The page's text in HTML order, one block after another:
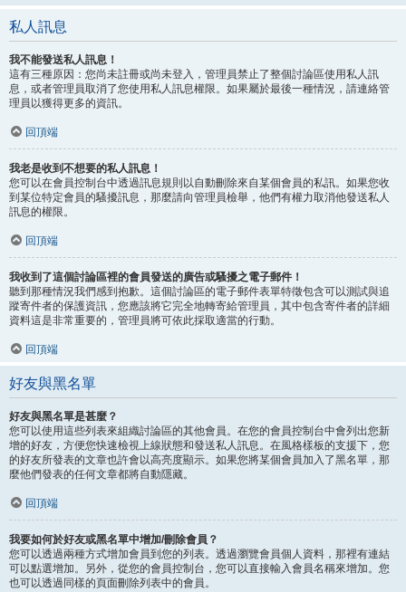
私人訊息
我不能發送私人訊息！
這有三種原因：您尚未註冊或尚未登入，管理員禁止了整個討論區使用私人訊
息，或者管理員取消了您使用私人訊息權限。如果屬於最後一種情況，請連絡管
理員以獲得更多的資訊。
回頂端
我老是收到不想要的私人訊息！
您可以在會員控制台中透過訊息規則以自動刪除來自某個會員的私訊。如果您收
到某位特定會員的騷擾訊息，那麼請向管理員檢舉，他們有權力取消他發送私人
訊息的權限。
回頂端
我收到了這個討論區裡的會員發送的廣告或騷擾之電子郵件！
聽到那種情況我們感到抱歉。這個討論區的電子郵件表單特徵包含可以測試與追
蹤寄件者的保護資訊，您應該將它完全地轉寄給管理員，其中包含寄件者的詳細
資料這是非常重要的，管理員將可依此採取適當的行動。
回頂端
好友與黑名單
好友與黑名單是甚麼？
您可以使用這些列表來組織討論區的其他會員。在您的會員控制台中會列出您新
增的好友，方便您快速檢視上線狀態和發送私人訊息。在風格樣板的支援下，您
的好友所發表的文章也許會以高亮度顯示。如果您將某個會員加入了黑名單，那
麼他們發表的任何文章都將自動隱藏。
回頂端
我要如何於好友或黑名單中增加/刪除會員？
您可以透過兩種方式增加會員到您的列表。透過瀏覽會員個人資料，那裡有連結
可以點選增加。另外，從您的會員控制台，您可以直接輸入會員名稱來增加。您
也可以透過同樣的頁面刪除列表中的會員。